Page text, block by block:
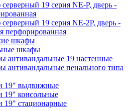
19 серия NE-P, дверь -
19 серия NE-2P, дверь -
перфорированная
шкафы
шкафы
антивандальные 19 настенные
антивандальные пенального типа
19" выдвижные
19" консольные
19" стационарные